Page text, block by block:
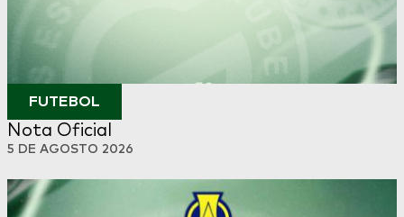
FUTEBOL
Nota Oficial
5 DE AGOSTO 2026